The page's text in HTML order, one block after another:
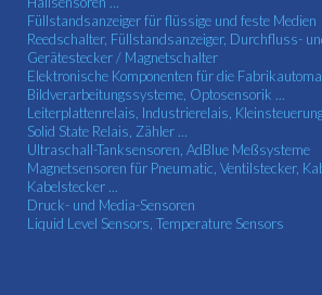
Füllstandsanzeiger für flüssige und feste Medien
Reedschalter, Füllstandsanzeiger, Durchfluss-
Gerätestecker / Magnetschalter
Elektronische Komponenten für die
Bildverarbeitungssysteme, Optosensorik ...
Leiterplattenrelais, Industrierelais,
Solid State Relais, Zähler ...
Ultraschall-Tanksensoren, AdBlue Meßsysteme
Magnetsensoren für Pneumatic, Ventilstecker,
Kabelstecker ...
Druck- und Media-Sensoren
Liquid Level Sensors, Temperature Sensors